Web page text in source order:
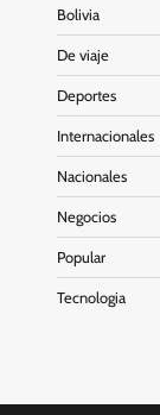
Bolivia
De viaje
Deportes
Internacionales
Nacionales
Negocios
Popular
Tecnologia